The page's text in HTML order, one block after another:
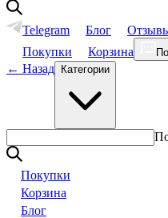
Telegram Блог
Покупки
Корзина
← Назад Категории
Покупки
Корзина
Блог